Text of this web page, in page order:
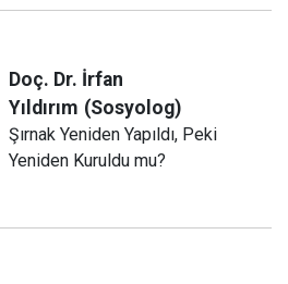
Doç. Dr. İrfan
Yıldırım (Sosyolog)
Şırnak Yeniden Yapıldı, Peki
Yeniden Kuruldu mu?